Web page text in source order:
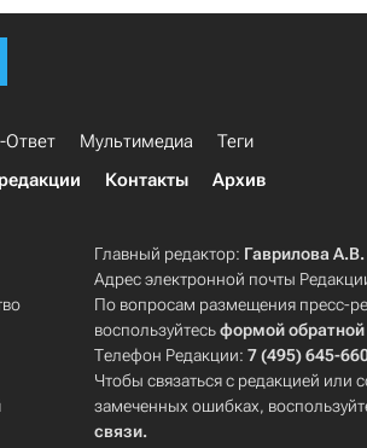
Ответ Мультимедиа
Теги
Контакты Архив
Главный редактор: Гаврилова А.В.
Адрес электронной почты
По вопросам размещения пресс-
воспользуйтесьформой обратной
Телефон Редакции:7 (495) 645-
Чтобы связаться с редакцией или
замеченных ошибках,
связи.